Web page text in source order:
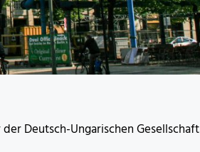
Deutsch-Ungarischen Gesellschaft